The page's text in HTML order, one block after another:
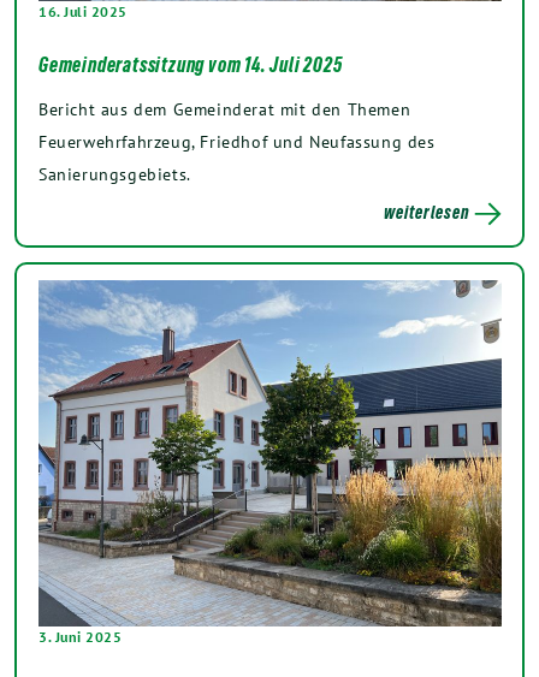
16. Juli 2025
Gemeinderatssitzung vom 14. Juli 2025
Bericht aus dem Gemeinderat mit den Themen
Feuerwehrfahrzeug, Friedhof und Neufassung des
Sanierungsgebiets.
weiterlesen
3. Juni 2025